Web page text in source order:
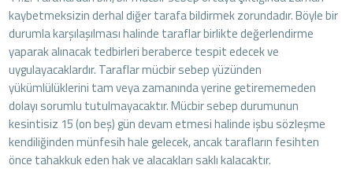
kaybetmeksizin derhal diğer tarafa bildirmek zorundadır. Böyle bir
durumla karşılaşılması halinde taraflar birlikte değerlendirme
yaparak alınacak tedbirleri beraberce tespit edecek ve
uygulayacaklardır. Taraflar mücbir sebep yüzünden
yükümlülüklerini tam veya zamanında yerine getirememeden
dolayı sorumlu tutulmayacaktır. Mücbir sebep durumunun
kesintisiz 15 (on beş) gün devam etmesi halinde işbu sözleşme
kendiliğinden münfesih hale gelecek, ancak tarafların fesihten
önce tahakkuk eden hak ve alacakları saklı kalacaktır.